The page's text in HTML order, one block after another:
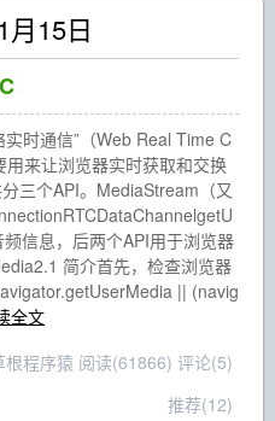
月15日
时通信”（Web Real Time C
来让浏览器实时获取和交换
三个API。MediaStream（又
信息，后两个API用于浏览器
简介首先，检查浏览器
|| (navig
全文
程序猿 阅读(61866) 评论(5)
推荐(12)